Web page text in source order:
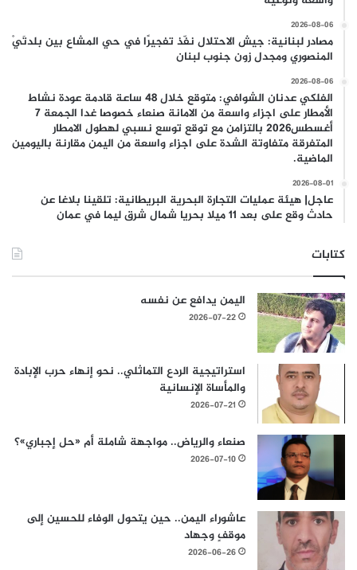
2026-08-06
مصادر لبنانية: جيش الاحتلال نفّذ تفجيرًا في حي المشاع بين بلدتَيْ
المنصوري ومجدل زون جنوب لبنان
2026-08-06
الفلكي عدنان الشوافي: متوقع خلال 48 ساعة قادمة عودة نشاط
الأمطار على اجزاء واسعة من الامانة صنعاء خصوصا غدا الجمعة 7
أغسطس2026 بالتزامن مع توقع توسع نسبي لهطول الامطار
المتفرقة متفاوتة الشدة على اجزاء واسعة من اليمن مقارنة باليومين
الماضية.
2026-08-01
عاجل| هيئة عمليات التجارة البحرية البريطانية: تلقينا بلاغا عن
حادث وقع على بعد 11 ميلا بحريا شمال شرق ليما في عمان
كتابات
اليمن يدافع عن نفسه
2026-07-22
استراتيجية الردع التماثلي.. نحو إنهاء حرب الإبادة
والمأساة الإنسانية
2026-07-21
صنعاء والرياض.. مواجهة شاملة أم «حل إجباري»؟
2026-07-10
عاشوراء اليمن.. حين يتحول الوفاء للحسين إلى
موقفٍ وجهاد
2026-06-26